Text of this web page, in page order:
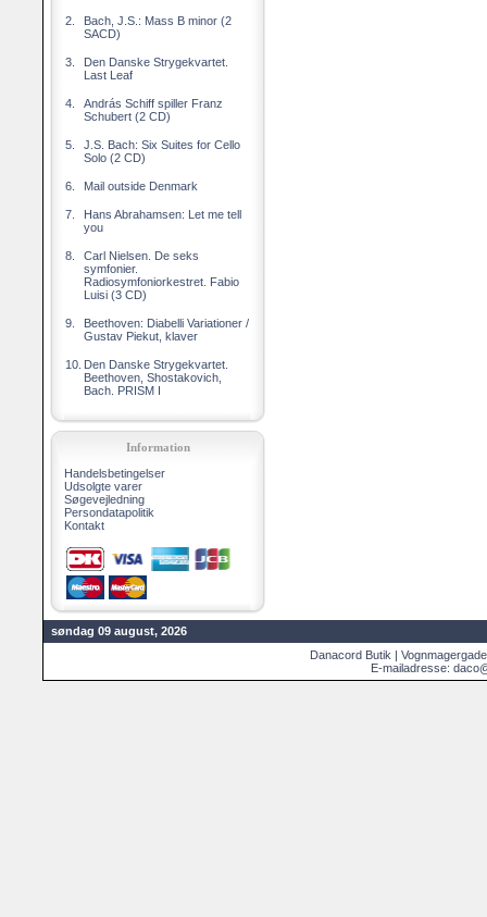
2.
Bach, J.S.: Mass B minor (2
SACD)
3.
Den Danske Strygekvartet.
Last Leaf
4.
András Schiff spiller Franz
Schubert (2 CD)
5.
J.S. Bach: Six Suites for Cello
Solo (2 CD)
6. Mail outside Denmark
7.
Hans Abrahamsen: Let me tell
you
8.
Carl Nielsen. De seks
symfonier.
Radiosymfoniorkestret. Fabio
Luisi (3 CD)
9.
Beethoven: Diabelli Variationer /
Gustav Piekut, klaver
10. Den Danske Strygekvartet.
Beethoven, Shostakovich,
Bach. PRISM I
Information
Handelsbetingelser
Udsolgte varer
Søgevejledning
Persondatapolitik
Kontakt
søndag 09 august, 2026
Danacord Butik |
E-mailadresse: